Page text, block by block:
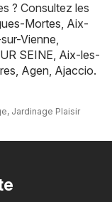
? Consultez les
Mortes, Aix-
Vienne,
SEINE, Aix-les-
, Agen, Ajaccio.
Jardinage Plaisir